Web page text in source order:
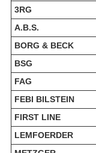
3RG
A.B.S.
BORG & BECK
BSG
FAG
FEBI BILSTEIN
FIRST LINE
LEMFOERDER